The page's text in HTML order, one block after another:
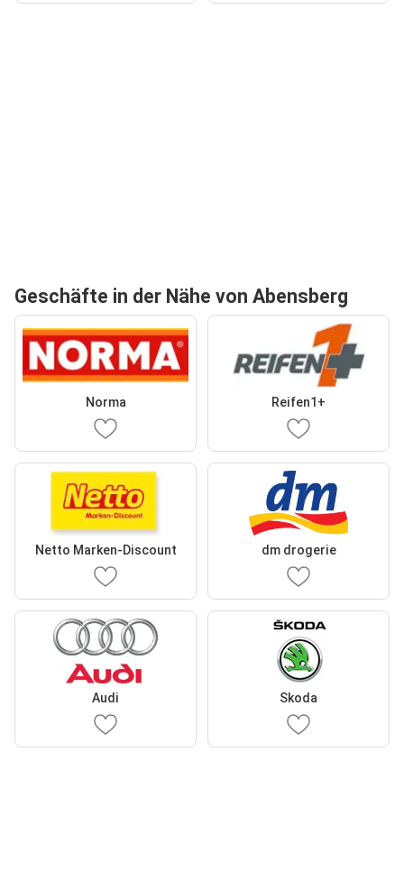
Geschäfte in der Nähe von Abensberg
Norma Reifen1+
Netto Marken-Discount dm drogerie
Audi Skoda